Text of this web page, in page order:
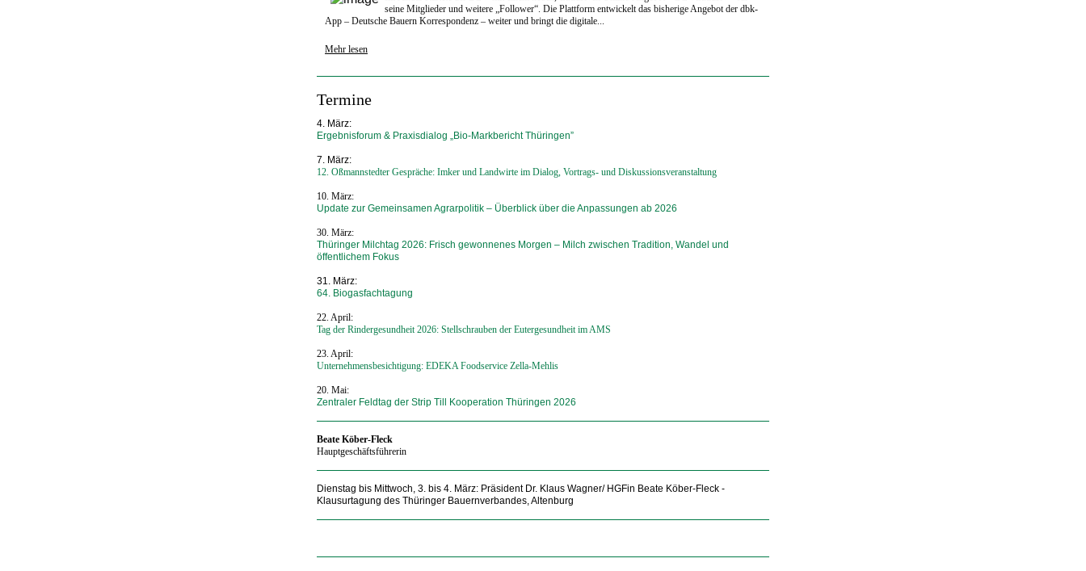
seine Mitglieder und weitere „Follower“. Die Plattform entwickelt das bisherige Angebot der dbk-
App – Deutsche Bauern Korrespondenz – weiter und bringt die digitale...
Mehr lesen
Termine
4. März:
Ergebnisforum & Praxisdialog „Bio-Markbericht Thüringen”
7. März:
12. Oßmannstedter Gespräche: Imker und Landwirte im Dialog, Vortrags- und Diskussionsveranstaltung
10. März:
Update zur Gemeinsamen Agrarpolitik – Überblick über die Anpassungen ab 2026
30. März:
Thüringer Milchtag 2026: Frisch gewonnenes Morgen – Milch zwischen Tradition, Wandel und
öffentlichem Fokus
31. März:
64. Biogasfachtagung
22. April:
Tag der Rindergesundheit 2026: Stellschrauben der Eutergesundheit im AMS
23. April:
Unternehmensbesichtigung: EDEKA Foodservice Zella-Mehlis
20. Mai:
Zentraler Feldtag der Strip Till Kooperation Thüringen 2026
Beate Köber-Fleck
Hauptgeschäftsführerin
Dienstag bis Mittwoch, 3. bis 4. März: Präsident Dr. Klaus Wagner/ HGFin Beate Köber-Fleck -
Klausurtagung des Thüringer Bauernverbandes, Altenburg